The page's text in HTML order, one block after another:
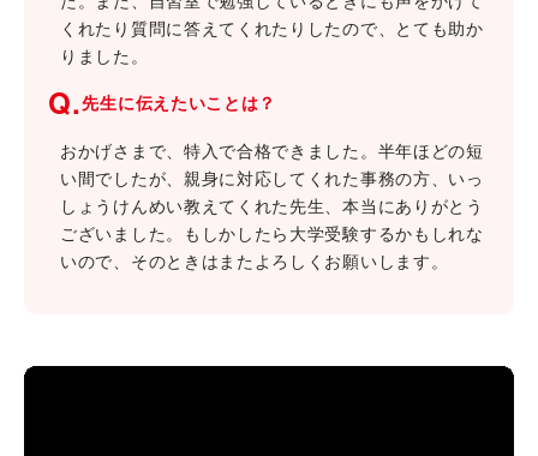
くれたり質問に答えてくれたりしたので、とても助か
りました。
Q.先生に伝えたいことは？
おかげさまで、特入で合格できました。半年ほどの短
い間でしたが、親身に対応してくれた事務の方、いっ
しょうけんめい教えてくれた先生、本当にありがとう
ございました。もしかしたら大学受験するかもしれな
いので、そのときはまたよろしくお願いします。